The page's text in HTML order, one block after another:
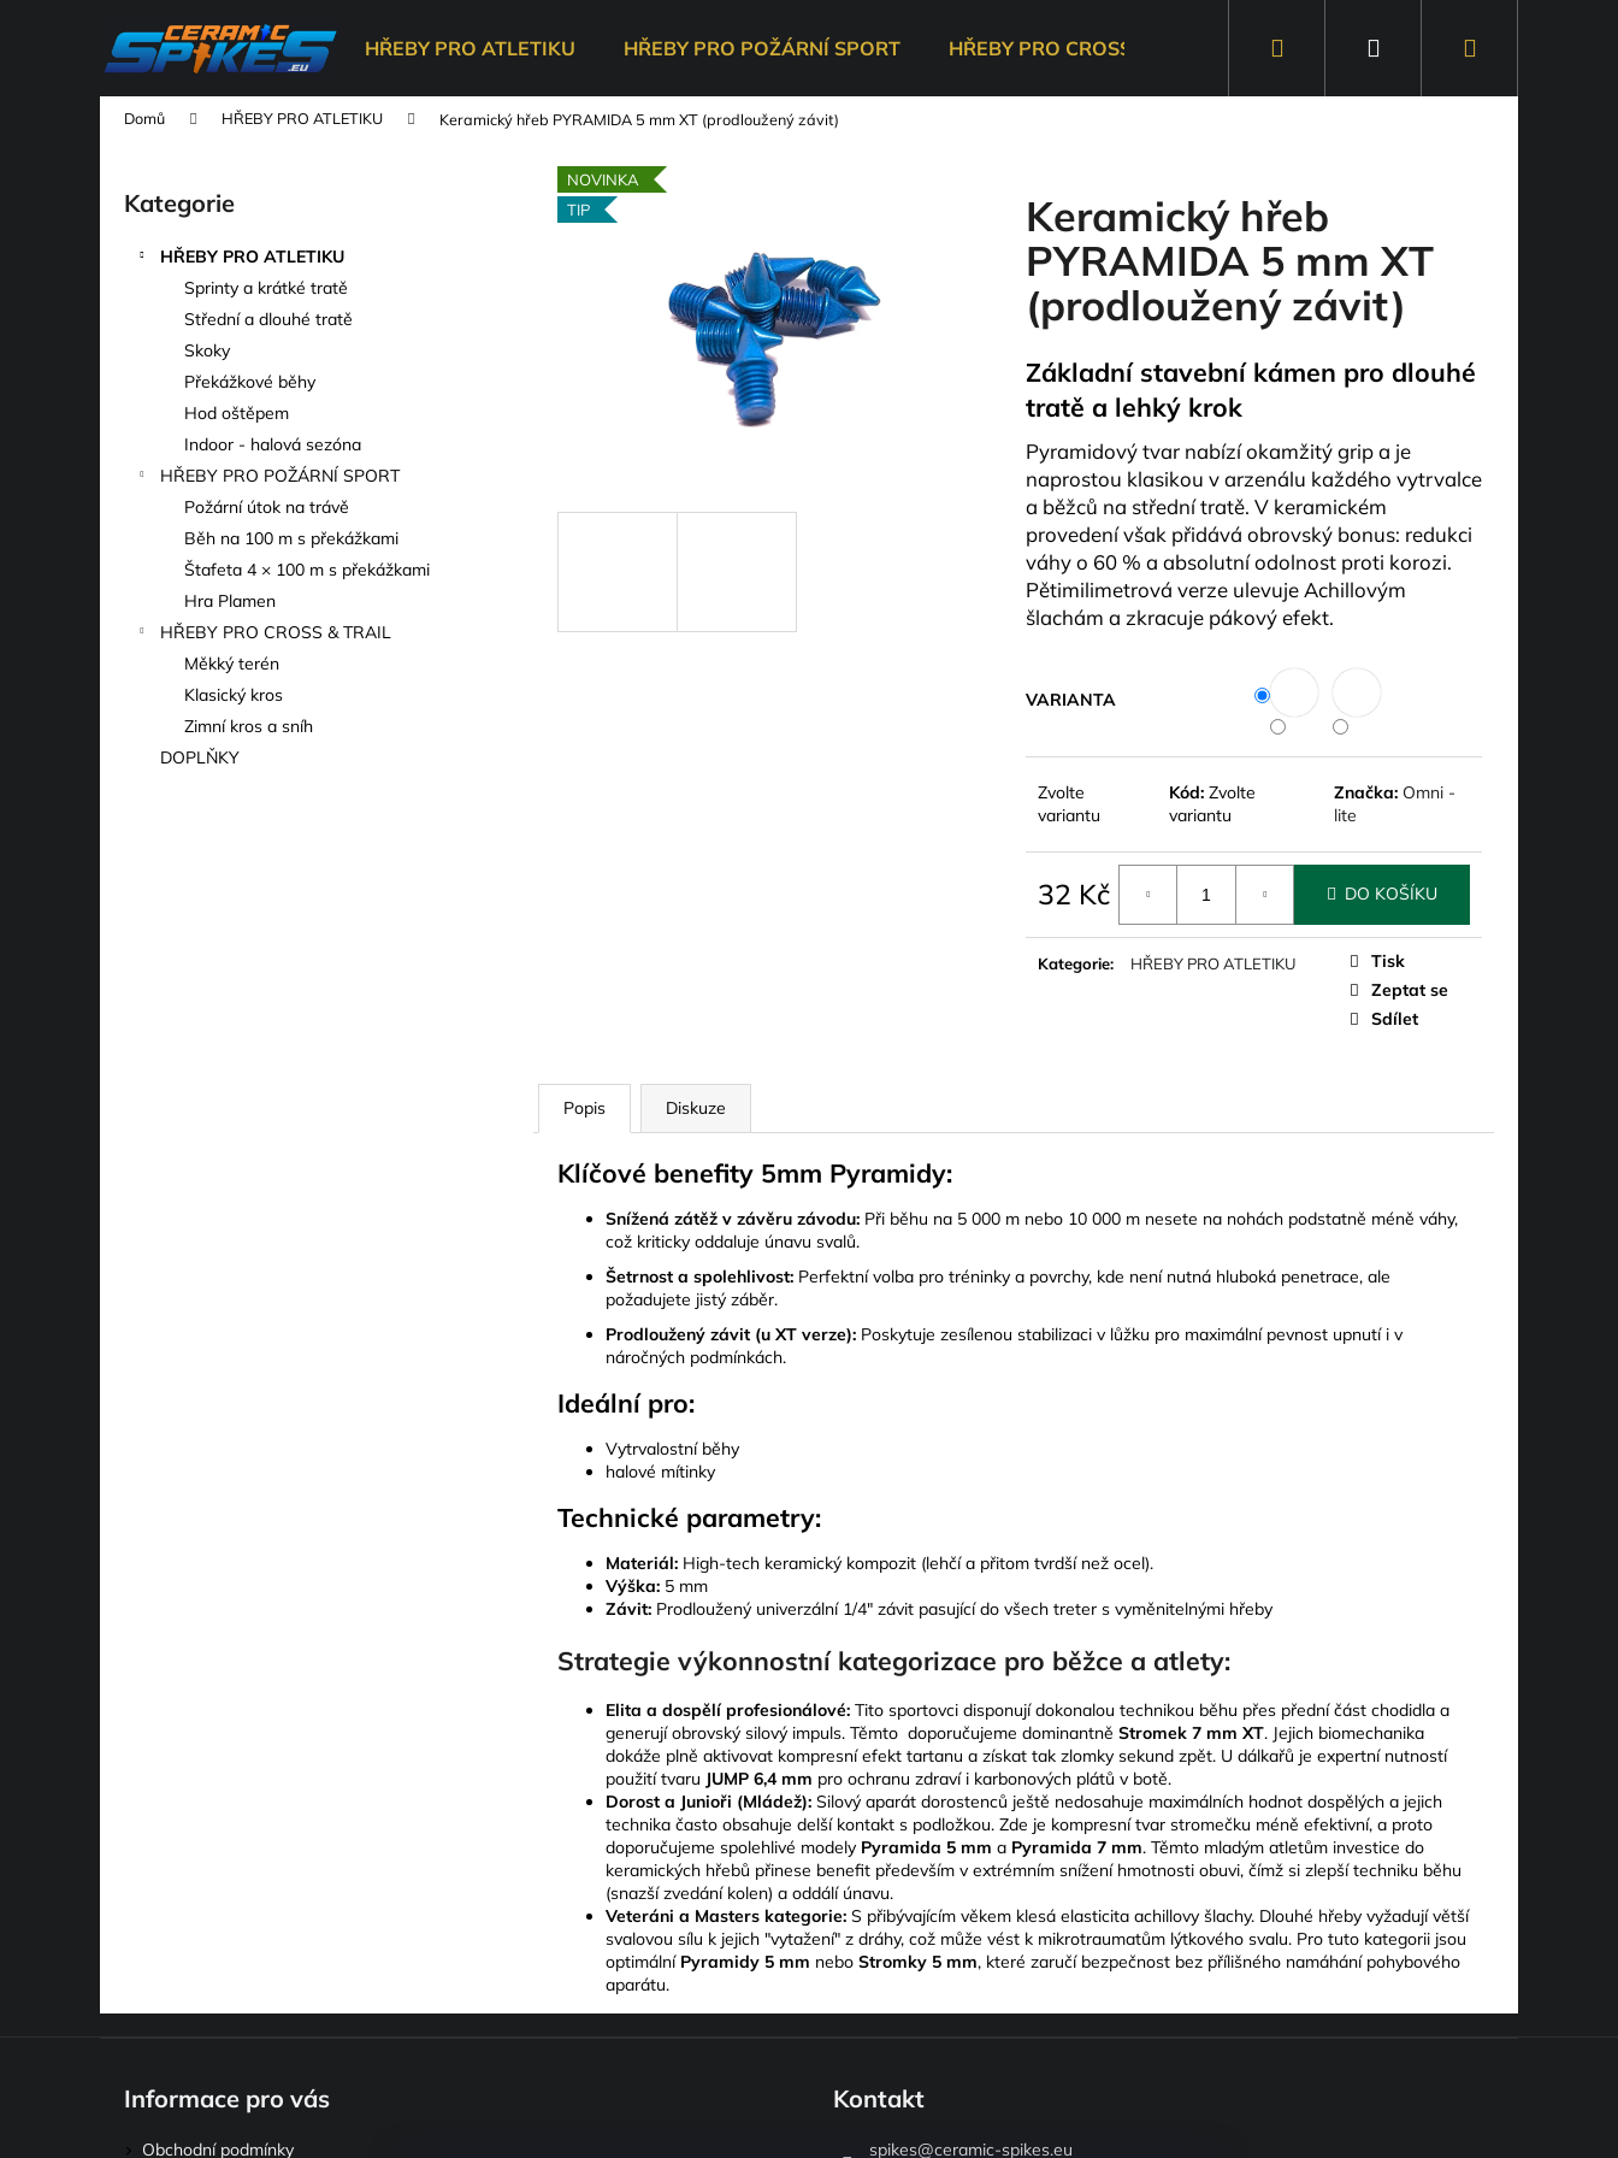
HŘEBY PRO ATLETIKU HŘEBY PRO POŽÁRNÍ SPORT HŘEBY PRO CROSS & TRAIL DOPLŇKY Přihlášení
Domů HŘEBY PRO ATLETIKU Keramický hřeb PYRAMIDA 5 mm XT (prodloužený závit)
Přeskočit
kategorie
Kategorie
HŘEBY PRO ATLETIKU
Sprinty a krátké tratě
Střední a dlouhé tratě
Skoky
Překážkové běhy
Hod oštěpem
Indoor - halová sezóna
HŘEBY PRO POŽÁRNÍ SPORT
Požární útok na trávě
Běh na 100 m s překážkami
Štafeta 4 × 100 m s překážkami
Hra Plamen
HŘEBY PRO CROSS & TRAIL
Měkký terén
Klasický kros
Zimní kros a sníh
DOPLŇKY
Keramický hřeb
PYRAMIDA 5 mm XT
(prodloužený závit)
Základní stavební kámen pro dlouhé
tratě a lehký krok
Pyramidový tvar nabízí okamžitý grip a je
naprostou klasikou v arzenálu každého vytrvalce
a běžců na střední tratě. V keramickém
provedení však přidává obrovský bonus: redukci
váhy o 60 % a absolutní odolnost proti korozi.
Pětimilimetrová verze ulevuje Achillovým
šlachám a zkracuje pákový efekt.
VARIANTA
Zvolte
variantu
Kód: Zvolte
variantu
Značka: Omni -
lite
32 Kč
cena:
DO KOŠÍKU
Kategorie: HŘEBY PRO ATLETIKU
Tisk
Zeptat se
Sdílet
NOVINKA
TIP
Popis Diskuze
Klíčové benefity 5mm Pyramidy:
Snížená zátěž v závěru závodu: Při běhu na 5 000 m nebo 10 000 m nesete na nohách podstatně méně váhy,
což kriticky oddaluje únavu svalů.
Šetrnost a spolehlivost: Perfektní volba pro tréninky a povrchy, kde není nutná hluboká penetrace, ale
požadujete jistý záběr.
Prodloužený závit (u XT verze): Poskytuje zesílenou stabilizaci v lůžku pro maximální pevnost upnutí i v
náročných podmínkách.
Ideální pro:
Vytrvalostní běhy
halové mítinky
Technické parametry:
Materiál: High-tech keramický kompozit (lehčí a přitom tvrdší než ocel).
Výška: 5 mm
Závit: Prodloužený univerzální 1/4" závit pasující do všech treter s vyměnitelnými hřeby
Strategie výkonnostní kategorizace pro běžce a atlety:
Elita a dospělí profesionálové: Tito sportovci disponují dokonalou technikou běhu přes přední část chodidla a
generují obrovský silový impuls. Těmto doporučujeme dominantně Stromek 7 mm XT. Jejich biomechanika
dokáže plně aktivovat kompresní efekt tartanu a získat tak zlomky sekund zpět. U dálkařů je expertní nutností
použití tvaru JUMP 6,4 mm pro ochranu zdraví i karbonových plátů v botě.
Dorost a Junioři (Mládež): Silový aparát dorostenců ještě nedosahuje maximálních hodnot dospělých a jejich
technika často obsahuje delší kontakt s podložkou. Zde je kompresní tvar stromečku méně efektivní, a proto
doporučujeme spolehlivé modely Pyramida 5 mm a Pyramida 7 mm. Těmto mladým atletům investice do
keramických hřebů přinese benefit především v extrémním snížení hmotnosti obuvi, čímž si zlepší techniku běhu
(snazší zvedání kolen) a oddálí únavu.
Veteráni a Masters kategorie: S přibývajícím věkem klesá elasticita achillovy šlachy. Dlouhé hřeby vyžadují větší
svalovou sílu k jejich "vytažení" z dráhy, což může vést k mikrotraumatům lýtkového svalu. Pro tuto kategorii jsou
optimální Pyramidy 5 mm nebo Stromky 5 mm, které zaručí bezpečnost bez přílišného namáhání pohybového
aparátu.
Zpět
Zpět
Co potřebujete najít?
Doporučujeme
Informace pro vás
Obchodní podmínky
Kontakt
spikes@ceramic-spikes.eu